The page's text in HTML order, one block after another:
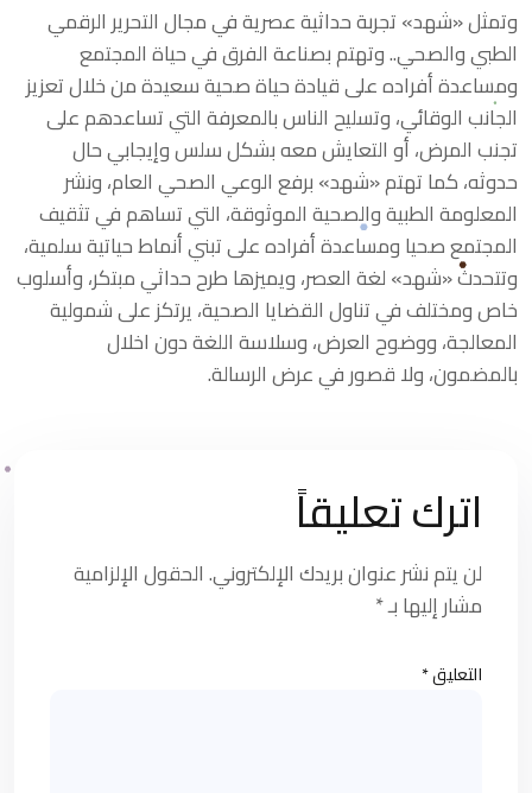
وتمثل «شهد» تجربة حداثية عصرية في مجال التحرير الرقمي
الطبي والصحي.. وتهتم بصناعة الفرق في حياة المجتمع
ومساعدة أفراده على قيادة حياة صحية سعيدة من خلال تعزيز
الجانب الوقائي، وتسليح الناس بالمعرفة التي تساعدهم على
تجنب المرض، أو التعايش معه بشكل سلس وإيجابي حال
حدوثه، كما تهتم «شهد» برفع الوعي الصحي العام، ونشر
المعلومة الطبية والصحية الموثوقة، التي تساهم في تثقيف
المجتمع صحيا ومساعدة أفراده على تبني أنماط حياتية سلمية،
وتتحدث «شهد» لغة العصر، ويميزها طرح حداثي مبتكر، وأسلوب
خاص ومختلف في تناول القضايا الصحية، يرتكز على شمولية
المعالجة، ووضوح العرض، وسلاسة اللغة دون اخلال
بالمضمون، ولا قصور في عرض الرسالة.
اترك تعليقاً
لن يتم نشر عنوان بريدك الإلكتروني.الحقول الإلزامية
مشار إليها بـ*
التعليق*